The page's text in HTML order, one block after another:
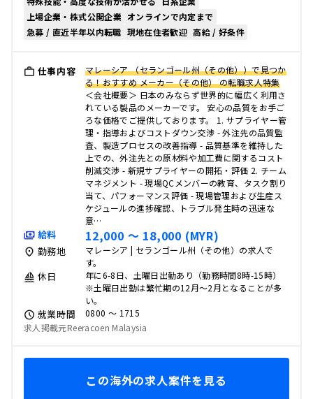
上場企業・株式公開企業 オンラインで内定まで
急募 / 直近半年以内転職 現地在住者歓迎 高給 / 好条件
仕事内容
マレーシア （セランゴール州（その他））で見つか
る！おすすめ メーカー（その他） の転職求人特集
＜会社概要＞ 日本のみならず世界的に幅広く利用さ
れている製品のメーカーです。 安心の品質をお手ご
ろな価格でご提供しております。 1. サプライヤー管
理・指導およびコストダウン交渉 - 外注先の品質監
査、製造プロセスの改善指導 - 品質基準を維持した
上での、外注先との原材料や加工費に関するコスト
削減交渉 - 新規サプライヤーの開拓・評価 2. チーム
マネジメント - 現場QCメンバーの教育、タスク割り
当て、パフォーマンス評価 - 現場管理および生産ス
ケジュールの進捗確認、トラブル発生時の迅速な
意…
給料 12,000 〜 18,000 (MYR)
勤務地
マレーシア | セランゴール州（その他）の求人で
す。
休日
年に6-8日、土曜日出勤あり（勤務時間8時-15時）
※土曜日出勤は繁忙期の12月～2月となることが多
い。
就業時間
0800 〜 1715
求人掲載元Reeracoen Malaysia
この海外の求人案件を見る